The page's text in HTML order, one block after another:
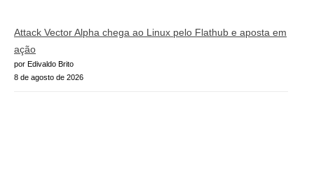
Attack Vector Alpha chega ao Linux pelo Flathub e aposta em
ação
por Edivaldo Brito
8 de agosto de 2026